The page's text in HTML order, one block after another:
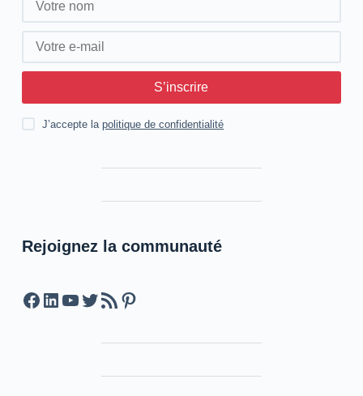
S’inscrire
J’accepte lapolitique de confidentialité
Rejoignez la communauté
Facebook
LinkedIn
YouTube
Twitter
Feed RSSPinterest